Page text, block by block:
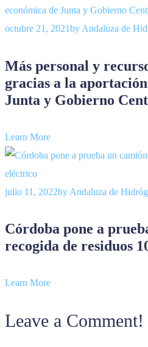
octubre 21, 2021by Andaluza de
Más personal y
gracias a la
Junta y Gobierno
Learn More
julio 11, 2022by Andaluza de
Córdoba pone a
recogida de residuos
Learn More
Leave a Comment!